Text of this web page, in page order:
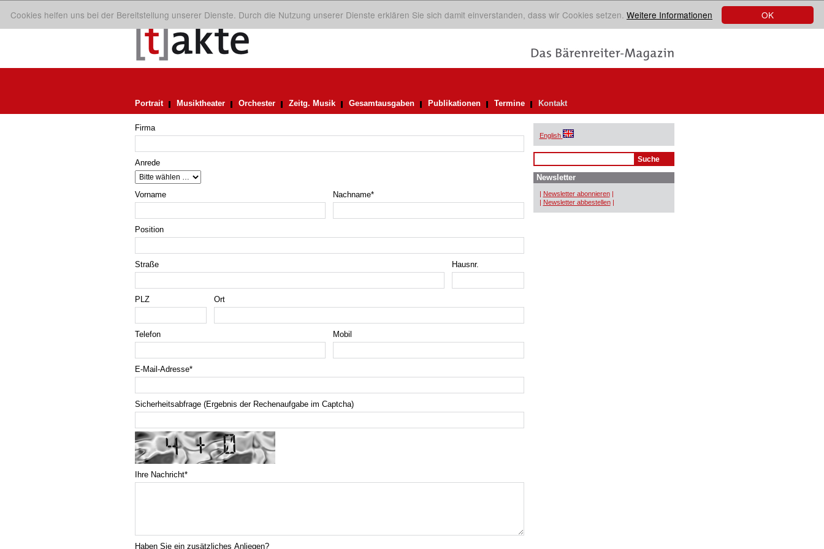
OK
Cookies helfen uns bei der Bereitstellung unserer Dienste. Durch die Nutzung unserer Dienste erklären Sie sich damit einverstanden, dass wir Cookies setzen. Weitere Informationen
Portrait Musiktheater Orchester Zeitg. Musik Gesamtausgaben Publikationen Termine Kontakt
Firma
Anrede
Vorname Nachname*
Position
Straße Hausnr.
PLZ Ort
Telefon Mobil
E-Mail-Adresse*
Sicherheitsabfrage (Ergebnis der Rechenaufgabe im Captcha)
Ihre Nachricht*
Haben Sie ein zusätzliches Anliegen?
English
Newsletter
| Newsletter abonnieren |
| Newsletter abbestellen |